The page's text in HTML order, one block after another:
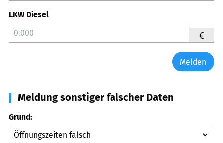
LKW Diesel
€
Melden
Meldung sonstiger falscher Daten
Grund: